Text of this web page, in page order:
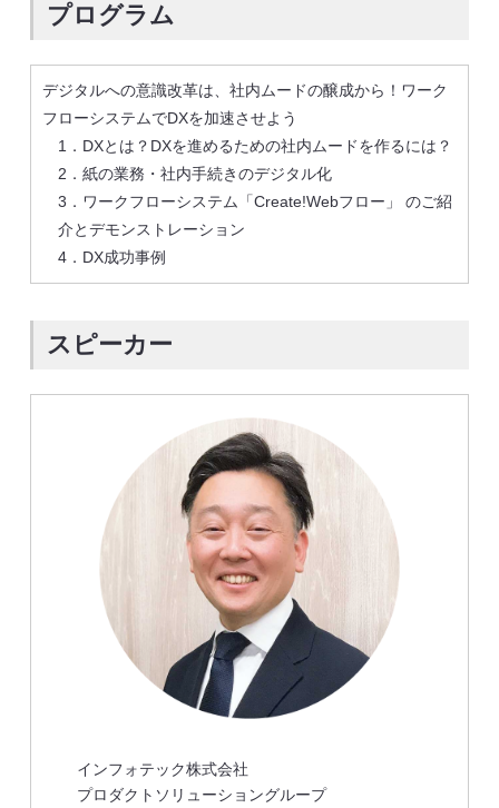
プログラム
デジタルへの意識改革は、社内ムードの醸成から！ワーク
フローシステムでDXを加速させよう
1．DXとは？DXを進めるための社内ムードを作るには？
2．紙の業務・社内手続きのデジタル化
3．ワークフローシステム「Create!Webフロー」 のご紹
介とデモンストレーション
4．DX成功事例
スピーカー
インフォテック株式会社
プロダクトソリューショングループ